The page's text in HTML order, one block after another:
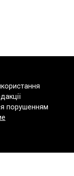
порушенням